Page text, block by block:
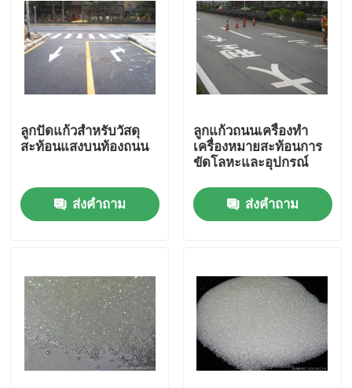
สินค้า
เกี่ยวกับเรา
ลูกปัดแก้วสำหรับวัสดุ
สะท้อนแสงบนท้องถนน
ส่งคำถาม
ลูกแก้วถนนเครื่องทำ
เครื่องหมายสะท้อนการ
ขัดโลหะและอุปกรณ์
ส่งคำถาม